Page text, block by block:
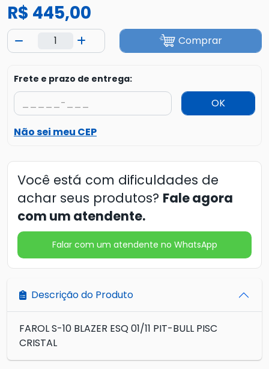
R$ 445,00
Comprar
Frete e prazo de entrega:
OK
Não sei meu CEP
Você está com dificuldades de
achar seus produtos? Fale agora
com um atendente.
Falar com um atendente no WhatsApp
Descrição do Produto
FAROL S-10 BLAZER ESQ 01/11 PIT-BULL PISC
CRISTAL